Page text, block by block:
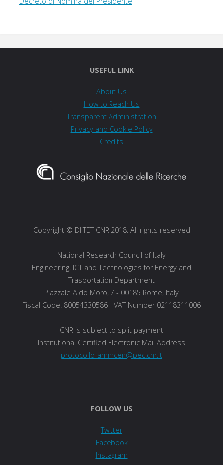
USEFUL LINK
About Us
How to Reach Us
Transparent Administration
Privacy and Cookie Policy
Credits
Copyright © DIITET CNR 2018. All rights reserved
National Research Council of Italy
Engineering, ICT and Technologies for Energy and
Trasportation Department
Piazzale Aldo Moro, 7 - 00185 Rome, Italy
Fiscal Code: 80054330586 - VAT Number 02118311006
CNR is subject to split payment
Institutional Certified Electronic Mail Address
protocollo-ammcen@pec.cnr.it
FOLLOW US
Twitter
Facebook
Instagram